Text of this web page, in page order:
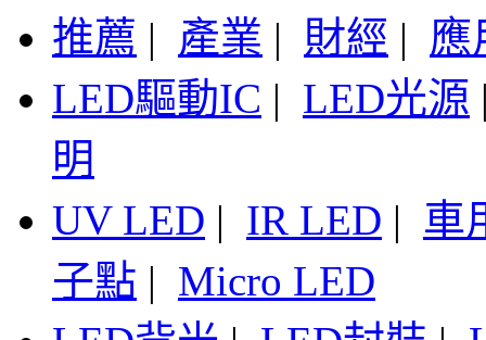
推薦 | 產業 | 財經 | 應
LED驅動IC | LED光源
明
UV LED | IR LED | 車
子點 | Micro LED